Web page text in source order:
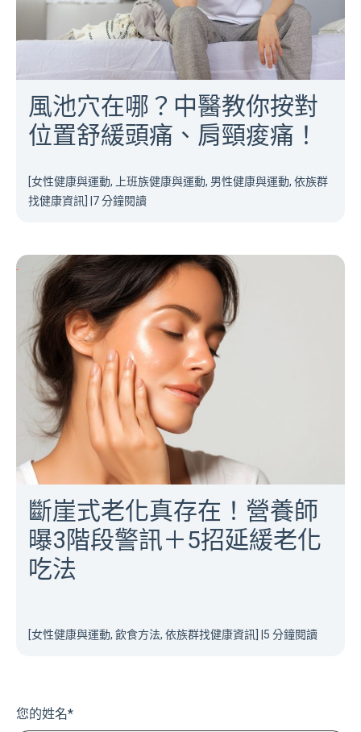
風池穴在哪？中醫教你按對
位置舒緩頭痛、肩頸痠痛！
[女性健康與運動, 上班族健康與運動, 男性健康與運動, 依族群
找健康資訊]
7 分鐘閱讀
斷崖式老化真存在！營養師
曝3階段警訊＋5招延緩老化
吃法
[女性健康與運動, 飲食方法, 依族群找健康資訊] 5 分鐘閱讀
您的姓名*